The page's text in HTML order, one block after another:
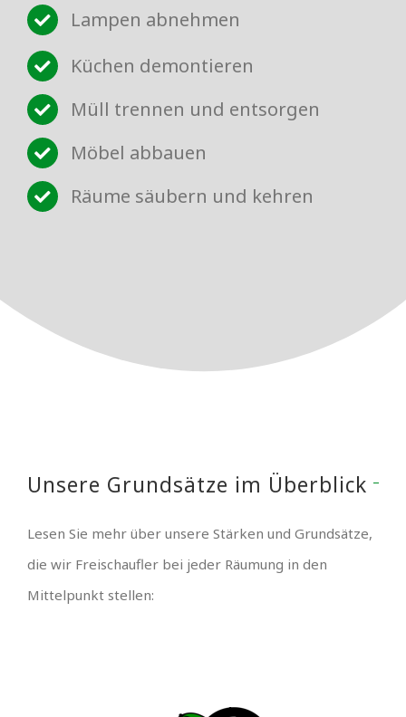
Lampen abnehmen
Küchen demontieren
Müll trennen und entsorgen
Möbel abbauen
Räume säubern und kehren
Unsere Grundsätze im Überblick
Lesen Sie mehr über unsere Stärken und Grundsätze,
die wir Freischaufler bei jeder Räumung in den
Mittelpunkt stellen: